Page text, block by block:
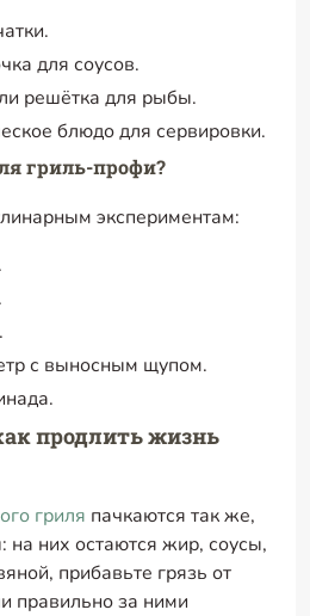
для соусов.
решётка для рыбы.
блюдо для сервировки.
гриль-профи?
экспериментам:
с выносным щупом.
продлить жизнь
гриля пачкаются так же,
на них остаются жир, соусы,
прибавьте грязь от
правильно за ними